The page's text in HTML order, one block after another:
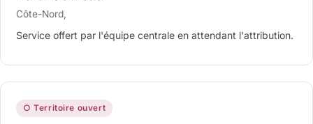
Côte-Nord,
Service offert par l'équipe centrale en attendant l'attribution.
○ Territoire ouvert